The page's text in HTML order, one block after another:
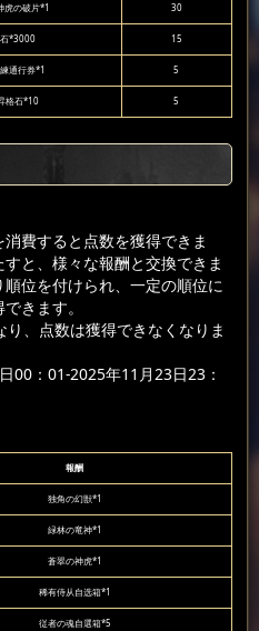
虎の破片*1 30
*3000 15
通行券*1 5
格石*10 5
費すると点数を獲得できま
と、様々な報酬と交換できま
位を付けられ、一定の順位に
きます。
、点数は獲得できなくなりま
00：01-2025年11月23日23：
報酬
独角の幻獣*1
緑林の竜神*1
蒼翠の神虎*1
稀有侍从自选箱*1
従者の魂自選箱*5